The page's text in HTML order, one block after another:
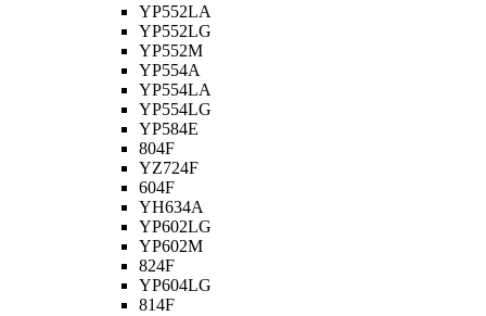
YP552LA
YP552LG
YP552M
YP554A
YP554LA
YP554LG
YP584E
804F
YZ724F
604F
YH634A
YP602LG
YP602M
824F
YP604LG
814F